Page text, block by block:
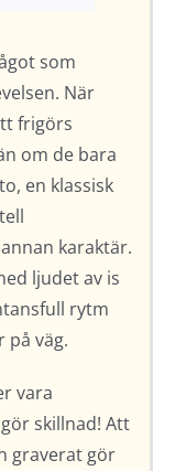
som
När
frigörs
om de bara
en klassisk
karaktär.
ljudet av is
rytm
på väg.
vara
skillnad! Att
graverat gör